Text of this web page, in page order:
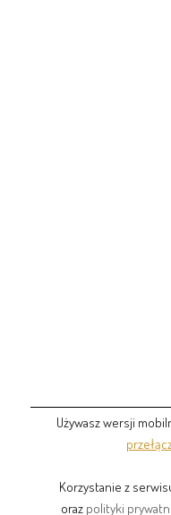
Używasz wersji
Korzystanie z
oraz polityki